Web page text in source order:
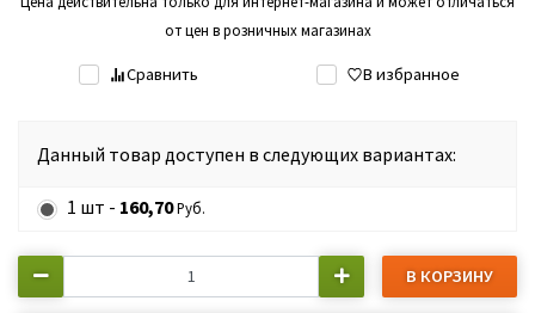
от цен в розничных магазинах
Сравнить В избранное
Данный товар доступен в следующих вариантах:
1 шт - 160,70Руб.
В КОРЗИНУ